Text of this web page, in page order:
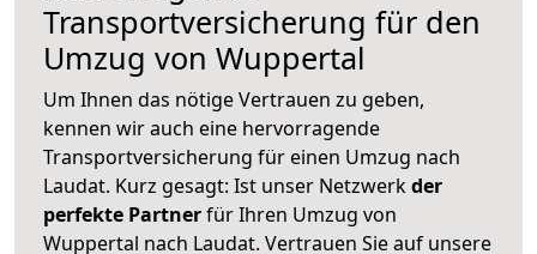
Transportversicherung für den
Umzug von Wuppertal
Um Ihnen das nötige Vertrauen zu geben,
kennen wir auch eine hervorragende
Transportversicherung für einen Umzug nach
Laudat. Kurz gesagt: Ist unser Netzwerkder
perfekte Partnerfür Ihren Umzug von
Wuppertal nach Laudat. Vertrauen Sie auf unsere